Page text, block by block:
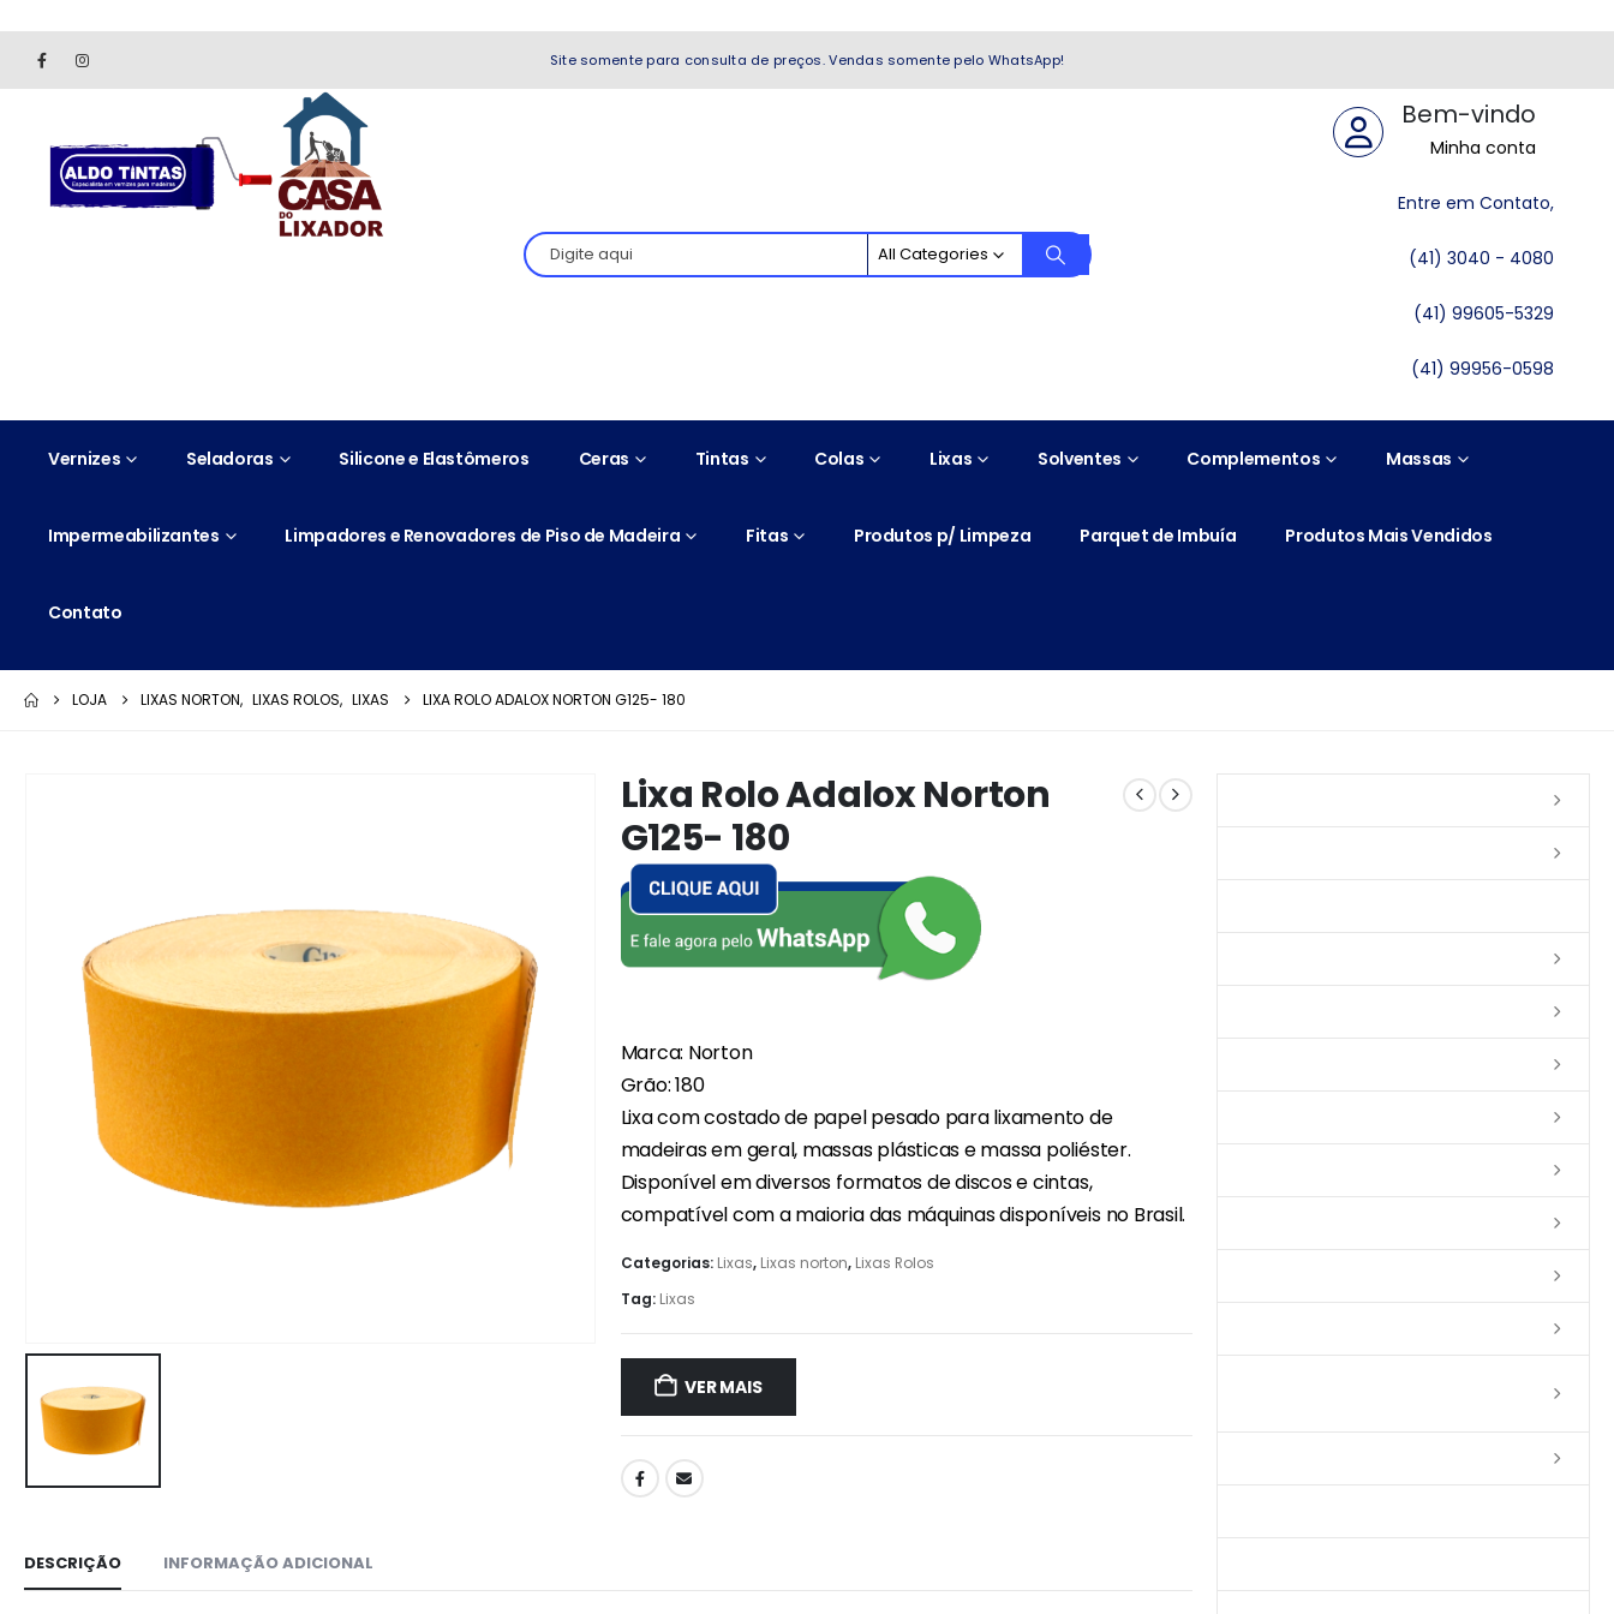
Site somente para consulta de preços. Vendas somente pelo WhatsApp!
All Categories
Bem-vindo
Minha conta
Entre em Contato,
(41) 3040 - 4080
(41) 99605-5329
(41) 99956-0598
Vernizes Seladoras Silicone e Elastômeros Ceras Tintas Colas Lixas Solventes Complementos Massas
Impermeabilizantes Limpadores e Renovadores de Piso de Madeira Fitas Produtos p/ Limpeza Parquet de Imbuía Produtos Mais Vendidos
Contato
LOJA LIXAS NORTON, LIXAS ROLOS, LIXAS LIXA ROLO ADALOX NORTON G125- 180
Lixa Rolo Adalox Norton
G125- 180
Marca: Norton
Grão: 180
Lixa com costado de papel pesado para lixamento de
madeiras em geral, massas plásticas e massa poliéster.
Disponível em diversos formatos de discos e cintas,
compatível com a maioria das máquinas disponíveis no Brasil.
Categorias: Lixas, Lixas norton, Lixas Rolos
Tag: Lixas
VER MAIS
DESCRIÇÃO INFORMAÇÃO ADICIONAL